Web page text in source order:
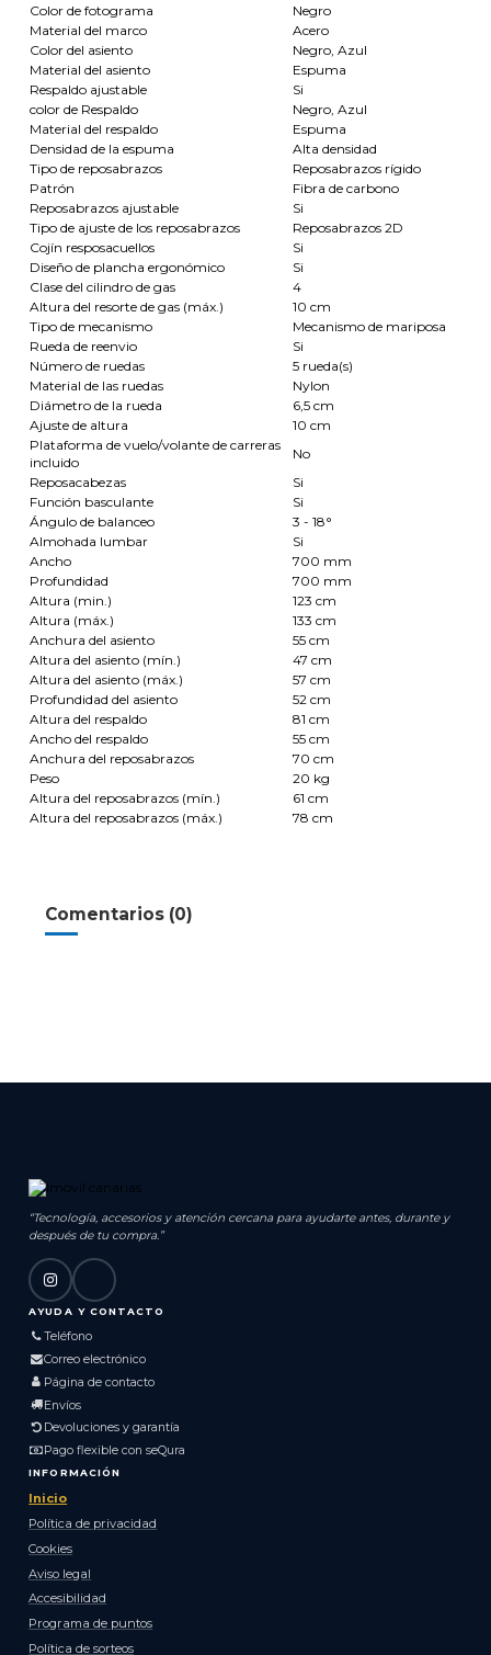
Color de fotograma
Negro
Material del marco
Acero
Color del asiento
Negro, Azul
Material del asiento
Espuma
Respaldo ajustable
Si
color de Respaldo
Negro, Azul
Material del respaldo
Espuma
Densidad de la espuma
Alta densidad
Tipo de reposabrazos
Reposabrazos rígido
Patrón
Fibra de carbono
Reposabrazos ajustable
Si
Tipo de ajuste de los reposabrazos
Reposabrazos 2D
Cojín resposacuellos
Si
Diseño de plancha ergonómico
Si
Clase del cilindro de gas
4
Altura del resorte de gas (máx.)
10 cm
Tipo de mecanismo
Mecanismo de mariposa
Rueda de reenvio
Si
Número de ruedas
5 rueda(s)
Material de las ruedas
Nylon
Diámetro de la rueda
6,5 cm
Ajuste de altura
10 cm
Plataforma de vuelo/volante de carreras
incluido
No
Reposacabezas
Si
Función basculante
Si
Ángulo de balanceo
3 - 18°
Almohada lumbar
Si
Ancho
700 mm
Profundidad
700 mm
Altura (min.)
123 cm
Altura (máx.)
133 cm
Anchura del asiento
55 cm
Altura del asiento (mín.)
47 cm
Altura del asiento (máx.)
57 cm
Profundidad del asiento
52 cm
Altura del respaldo
81 cm
Ancho del respaldo
55 cm
Anchura del reposabrazos
70 cm
Peso
20 kg
Altura del reposabrazos (mín.)
61 cm
Altura del reposabrazos (máx.)
78 cm
Comentarios (0)
“Tecnología, accesorios y atención cercana para ayudarte antes, durante y
después de tu compra.”
AYUDA Y CONTACTO
Teléfono
Correo electrónico
Página de contacto
Envíos
Devoluciones y garantía
Pago flexible con seQura
INFORMACIÓN
Inicio
Política de privacidad
Cookies
Aviso legal
Accesibilidad
Programa de puntos
Política de sorteos